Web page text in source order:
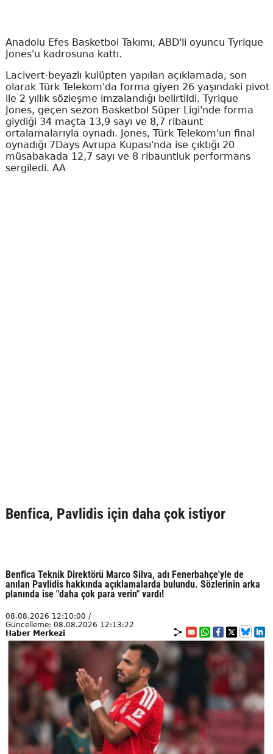
Anadolu Efes Basketbol Takımı, ABD'li oyuncu Tyrique
Jones'u kadrosuna kattı.
Lacivert-beyazlı kulüpten yapılan açıklamada, son
olarak Türk Telekom'da forma giyen 26 yaşındaki pivot
ile 2 yıllık sözleşme imzalandığı belirtildi. Tyrique
Jones, geçen sezon Basketbol Süper Ligi'nde forma
giydiği 34 maçta 13,9 sayı ve 8,7 ribaunt
ortalamalarıyla oynadı. Jones, Türk Telekom'un final
oynadığı 7Days Avrupa Kupası'nda ise çıktığı 20
müsabakada 12,7 sayı ve 8 ribauntluk performans
sergiledi. AA
Benfica, Pavlidis için daha çok istiyor
Benfica Teknik Direktörü Marco Silva, adı Fenerbahçe'yle de
anılan Pavlidis hakkında açıklamalarda bulundu. Sözlerinin arka
planında ise "daha çok para verin" vardı!
08.08.2026 12:10:00 /
Güncelleme: 08.08.2026 12:13:22
Haber Merkezi